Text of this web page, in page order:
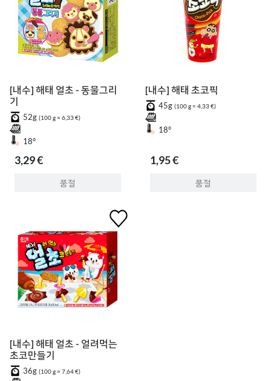
[내수] 해태 얼초 - 동물그리
기
52g (100 g = 6,33 €)
18°
3,29 €
품절
[내수] 해태 초코픽
45g (100 g = 4,33 €)
18°
1,95 €
품절
[내수] 해태 얼초 - 얼려먹는
초코만들기
36g (100 g = 7,64 €)